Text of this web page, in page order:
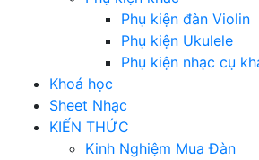
Phụ kiện đàn Violin
Phụ kiện Ukulele
Phụ kiện nhạc cụ
Khoá học
Sheet Nhạc
KIẾN THỨC
Kinh Nghiệm Mua Đàn